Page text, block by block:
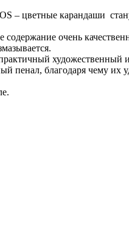
– цветные карандаши
очень
художественный
пенал, благодаря чему их